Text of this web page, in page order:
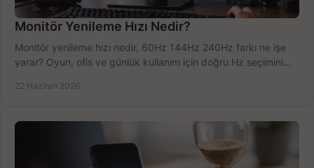
Monitör Yenileme Hızı Nedir?
Monitör yenileme hızı nedir, 60Hz 144Hz 240Hz farkı ne işe
yarar? Oyun, ofis ve günlük kullanım için doğru Hz seçimini
22 Haziran 2026